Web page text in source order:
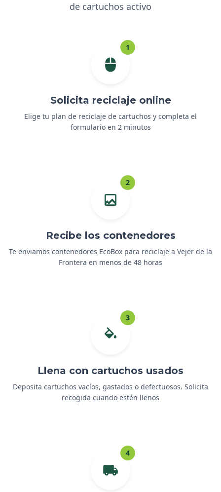
de cartuchos activo
1
Solicita reciclaje online
Elige tu plan de reciclaje de cartuchos y completa el
formulario en 2 minutos
2
Recibe los contenedores
Te enviamos contenedores EcoBox para reciclaje a Vejer de la
Frontera en menos de 48 horas
3
Llena con cartuchos usados
Deposita cartuchos vacíos, gastados o defectuosos. Solicita
recogida cuando estén llenos
4